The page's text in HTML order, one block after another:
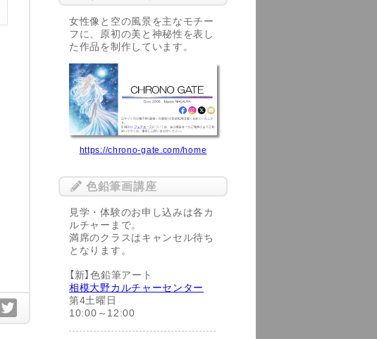
女性像と空の風景を主なモチー
フに、原初の美と神秘性を表し
た作品を制作しています。
https://chrono-gate.com/home
色鉛筆画講座
見学・体験のお申し込みは各カ
ルチャーまで。
満席のクラスはキャンセル待ち
となります。
【新】色鉛筆アート
相模大野カルチャーセンター
第4土曜日
10:00～12:00